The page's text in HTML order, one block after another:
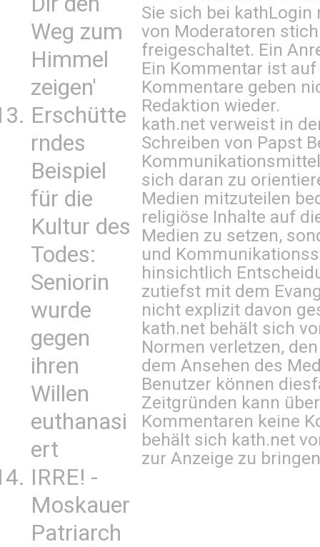
Weg zum
Himmel
zeigen'
Erschütte
rndes
Beispiel
für die
Kultur des
Todes:
Seniorin
wurde
gegen
ihren
Willen
euthanasi
ert
IRRE! -
Moskauer
Patriarch
Sie sich bei kathLogin
von Moderatoren
freigeschaltet. Ein
Ein Kommentar ist
Kommentare geben
Redaktion wieder.
kath.net verweist in
Schreiben von Papst
sich daran zu
Medien mitzuteilen
religiöse Inhalte auf
Medien zu setzen,
und
hinsichtlich
zutiefst mit dem
nicht explizit davon
kath.net behält sich
Normen verletzen,
dem Ansehen des
Benutzer können
Zeitgründen kann
Kommentaren keine
behält sich kath.net
zur Anzeige zu